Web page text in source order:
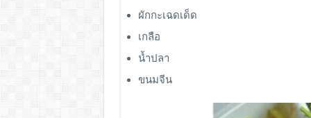
ผักกะเฉดเด็ด
เกลือ
น้ำปลา
ขนมจีน